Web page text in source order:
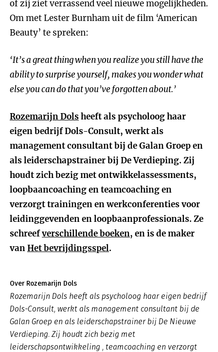
of zij ziet verrassend veel nieuwe mogelijkheden.
Om met Lester Burnham uit de film ‘American
Beauty’ te spreken:
‘It’s a great thing when you realize you still have the
ability to surprise yourself, makes you wonder what
else you can do that you’ve forgotten about.’
Rozemarijn Dolsheeft als psycholoog haar
eigen bedrijf Dols-Consult, werkt als
management consultant bij de Galan Groep en
als leiderschapstrainer bij De Verdieping. Zij
houdt zich bezig met ontwikkelassessments,
loopbaancoaching en teamcoaching en
verzorgt trainingen en werkconferenties voor
leidinggevenden en loopbaanprofessionals. Ze
schreefverschillende boeken, en is de maker
vanHet bevrijdingsspel.
Over Rozemarijn Dols
Rozemarijn Dols heeft als psycholoog haar eigen bedrijf
Dols-Consult, werkt als management consultant bij de
Galan Groep en als leiderschapstrainer bij De Nieuwe
Verdieping. Zij houdt zich bezig met
leiderschapsontwikkeling , teamcoaching en verzorgt